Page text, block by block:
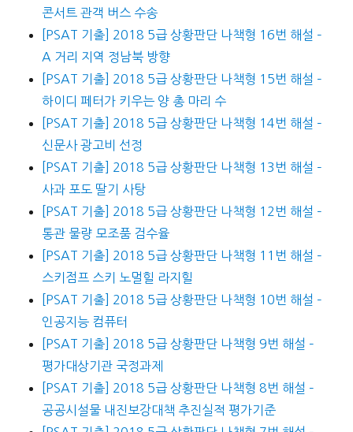
콘서트 관객 버스 수송
[PSAT 기출] 2018 5급 상황판단 나책형 16번 해설 –
A 거리 지역 정남북 방향
[PSAT 기출] 2018 5급 상황판단 나책형 15번 해설 –
하이디 페터가 키우는 양 총 마리 수
[PSAT 기출] 2018 5급 상황판단 나책형 14번 해설 –
신문사 광고비 선정
[PSAT 기출] 2018 5급 상황판단 나책형 13번 해설 –
사과 포도 딸기 사탕
[PSAT 기출] 2018 5급 상황판단 나책형 12번 해설 –
통관 물량 모조품 검수율
[PSAT 기출] 2018 5급 상황판단 나책형 11번 해설 –
스키점프 스키 노멀힐 라지힐
[PSAT 기출] 2018 5급 상황판단 나책형 10번 해설 –
인공지능 컴퓨터
[PSAT 기출] 2018 5급 상황판단 나책형 9번 해설 –
평가대상기관 국정과제
[PSAT 기출] 2018 5급 상황판단 나책형 8번 해설 –
공공시설물 내진보강대책 추진실적 평가기준